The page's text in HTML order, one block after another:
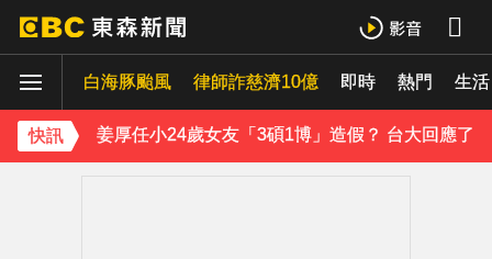
白海豚颱風 律師詐慈濟10億 即時 熱門 生活
快訊
70歲鋼吉他大師湯米德塔莫驟逝 妻淚喊：永遠是我一生摯愛
姜厚任小24歲女友「3碩1博」造假？ 台大回應了